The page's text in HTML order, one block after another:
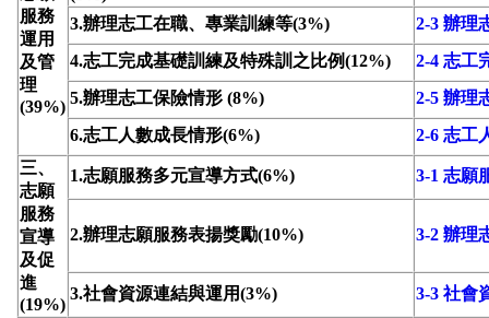
服務
運用
及管
理
(39%)
3.辦理志工在職、專業訓練等(3%)
2-3 辦理
4.志工完成基礎訓練及特殊訓之比例(12%)
2-4 志工
5.辦理志工保險情形 (8%)
2-5 辦理
6.志工人數成長情形(6%)
2-6 志工
三、
志願
服務
宣導
及促
進
(19%)
1.志願服務多元宣導方式(6%) 3-1 志願
2.辦理志願服務表揚獎勵(10%) 3-2 辦理
3.社會資源連結與運用(3%)
3-3 社會